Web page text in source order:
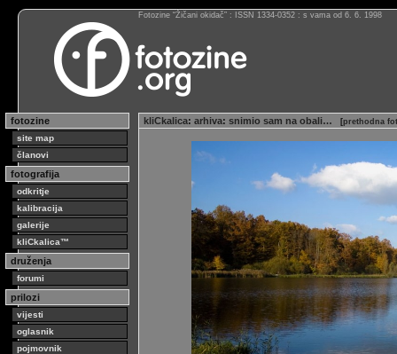
Fotozine “Žičani okidač” : ISSN 1334-0352 : s vama od 6. 6. 1998
fotozine
site map
članovi
fotografija
odkritje
kalibracija
galerije
kliCkalica™
druženja
forumi
prilozi
vijesti
oglasnik
pojmovnik
kliCkalica: arhiva: snimio sam na obali… [prethodna